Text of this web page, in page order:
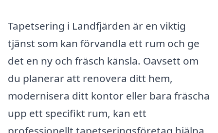
Tapetsering i Landfjärden är en viktig
tjänst som kan förvandla ett rum och ge
det en ny och fräsch känsla. Oavsett om
du planerar att renovera ditt hem,
modernisera ditt kontor eller bara fräscha
upp ett specifikt rum, kan ett